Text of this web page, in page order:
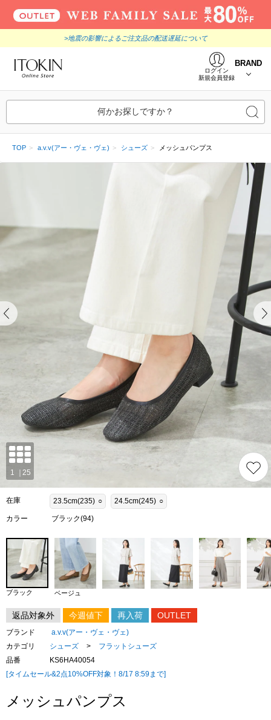
>地震の影響によるご注文品の配送遅延について
ログイン
新規会員登録
BRAND
何かお探しですか？
TOP a.v.v(アー・ヴェ・ヴェ) シューズ メッシュパンプス
在庫 23.5cm(235) ○ 24.5cm(245) ○
カラー ブラック(94)
ブラック ベージュ
返品対象外 今週値下 再入荷 OUTLET
ブランド
a.v.v(アー・ヴェ・ヴェ)
カテゴリ
シューズ >
フラットシューズ
品番
KS6HA40054
[タイムセール&2点10%OFF対象！8/17 8:59まで]
メッシュパンプス